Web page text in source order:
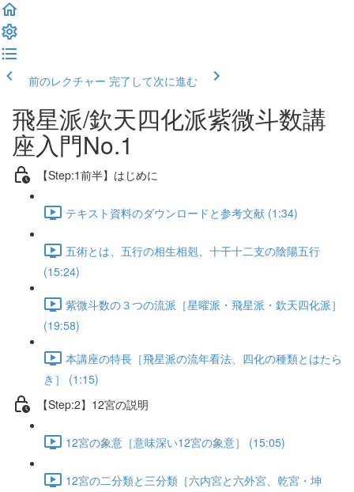
前のレクチャー 完了して次に進む
飛星派/欽天四化派紫微斗数講
座入門No.1
【Step:1前半】はじめに
テキスト資料のダウンロードと参考文献 (1:34)
五術とは、五行の相生相剋、十干十二支の陰陽五行
(15:24)
紫微斗数の３つの流派［星曜派・飛星派・欽天四化派］
(19:58)
本講座の特長［飛星派の流年看法、四化の種類とはたら
き］ (1:15)
【Step:2】12宮の説明
12宮の象意［意味深い12宮の象意］ (15:05)
12宮の二分類と三分類［六内宮と六外宮、乾宮・坤